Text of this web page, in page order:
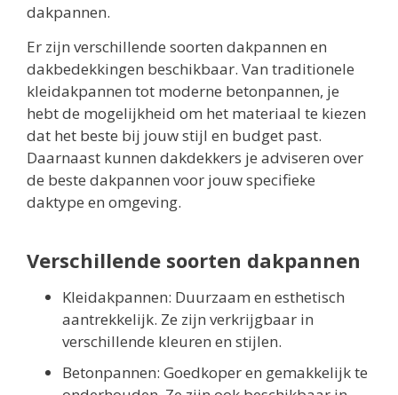
dakpannen.
Er zijn verschillende soorten dakpannen en
dakbedekkingen beschikbaar. Van traditionele
kleidakpannen tot moderne betonpannen, je
hebt de mogelijkheid om het materiaal te kiezen
dat het beste bij jouw stijl en budget past.
Daarnaast kunnen dakdekkers je adviseren over
de beste dakpannen voor jouw specifieke
daktype en omgeving.
Verschillende soorten dakpannen
Kleidakpannen: Duurzaam en esthetisch
aantrekkelijk. Ze zijn verkrijgbaar in
verschillende kleuren en stijlen.
Betonpannen: Goedkoper en gemakkelijk te